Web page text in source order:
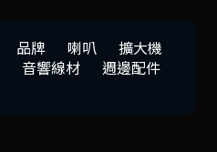
品牌 喇叭
擴大機
音響線材
週邊配件